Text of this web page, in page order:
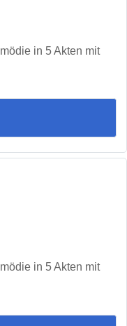
in 5 Akten mit
in 5 Akten mit